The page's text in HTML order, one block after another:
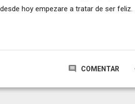
hoy empezare a tratar de ser feliz.
COMENTAR